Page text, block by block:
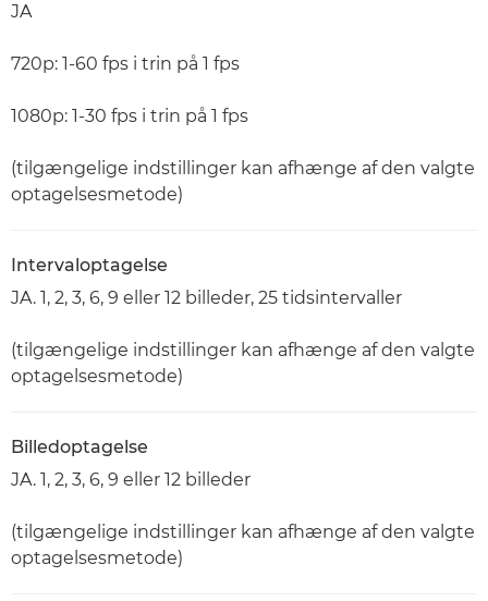
JA
720p: 1-60 fps i trin på 1 fps
1080p: 1-30 fps i trin på 1 fps
(tilgængelige indstillinger kan afhænge af den valgte
optagelsesmetode)
Intervaloptagelse
JA. 1, 2, 3, 6, 9 eller 12 billeder, 25 tidsintervaller
(tilgængelige indstillinger kan afhænge af den valgte
optagelsesmetode)
Billedoptagelse
JA. 1, 2, 3, 6, 9 eller 12 billeder
(tilgængelige indstillinger kan afhænge af den valgte
optagelsesmetode)